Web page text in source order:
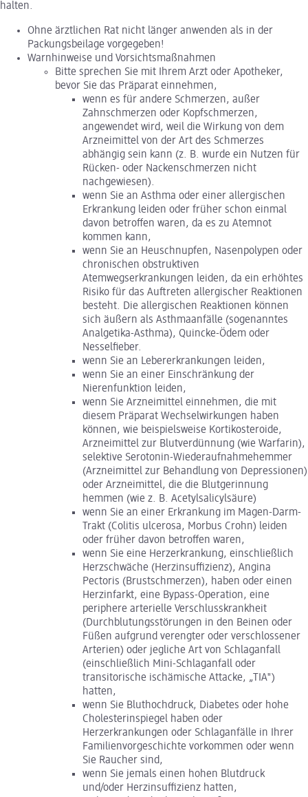
halten.
Ohne ärztlichen Rat nicht länger anwenden als in der
Packungsbeilage vorgegeben!
Warnhinweise und Vorsichtsmaßnahmen
Bitte sprechen Sie mit Ihrem Arzt oder Apotheker,
bevor Sie das Präparat einnehmen,
wenn es für andere Schmerzen, außer
Zahnschmerzen oder Kopfschmerzen,
angewendet wird, weil die Wirkung von dem
Arzneimittel von der Art des Schmerzes
abhängig sein kann (z. B. wurde ein Nutzen für
Rücken- oder Nackenschmerzen nicht
nachgewiesen).
wenn Sie an Asthma oder einer allergischen
Erkrankung leiden oder früher schon einmal
davon betroffen waren, da es zu Atemnot
kommen kann,
wenn Sie an Heuschnupfen, Nasenpolypen oder
chronischen obstruktiven
Atemwegserkrankungen leiden, da ein erhöhtes
Risiko für das Auftreten allergischer Reaktionen
besteht. Die allergischen Reaktionen können
sich äußern als Asthmaanfälle (sogenanntes
Analgetika-Asthma), Quincke-Ödem oder
Nesselfieber.
wenn Sie an Lebererkrankungen leiden,
wenn Sie an einer Einschränkung der
Nierenfunktion leiden,
wenn Sie Arzneimittel einnehmen, die mit
diesem Präparat Wechselwirkungen haben
können, wie beispielsweise Kortikosteroide,
Arzneimittel zur Blutverdünnung (wie Warfarin),
selektive Serotonin-Wiederaufnahmehemmer
(Arzneimittel zur Behandlung von Depressionen)
oder Arzneimittel, die die Blutgerinnung
hemmen (wie z. B. Acetylsalicylsäure)
wenn Sie an einer Erkrankung im Magen-Darm-
Trakt (Colitis ulcerosa, Morbus Crohn) leiden
oder früher davon betroffen waren,
wenn Sie eine Herzerkrankung, einschließlich
Herzschwäche (Herzinsuffizienz), Angina
Pectoris (Brustschmerzen), haben oder einen
Herzinfarkt, eine Bypass-Operation, eine
periphere arterielle Verschlusskrankheit
(Durchblutungsstörungen in den Beinen oder
Füßen aufgrund verengter oder verschlossener
Arterien) oder jegliche Art von Schlaganfall
(einschließlich Mini-Schlaganfall oder
transitorische ischämische Attacke, „TIA")
hatten,
wenn Sie Bluthochdruck, Diabetes oder hohe
Cholesterinspiegel haben oder
Herzerkrankungen oder Schlaganfälle in Ihrer
Familienvorgeschichte vorkommen oder wenn
Sie Raucher sind,
wenn Sie jemals einen hohen Blutdruck
und/oder Herzinsuffizienz hatten,